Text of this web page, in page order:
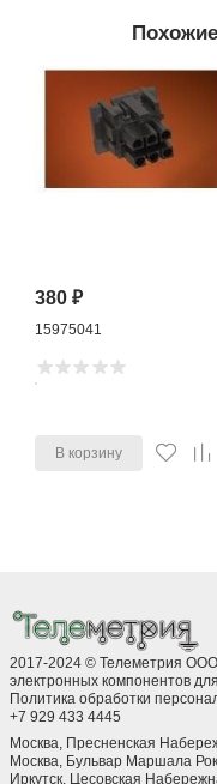
380₽
15975041
В корзину
2017-2024 © Телеметрия ООО
электронных компонентов
Политика обработки
+7 929 433 4445
Москва, Пресненская
Москва, ​Бульвар Маршала
Иркутск, ​Цесовская